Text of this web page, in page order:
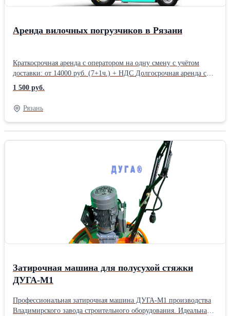
Аренда вилочных погрузчиков в Рязани
Краткосрочная аренда с оператором на одну смену с учётом
доставки: от 14000 руб. (7+1ч.) + НДС Долгосрочная аренда с
оператором (цена за смену 8 ч.): от 10000 руб. + НДС (доставка
оплачивается отдельно.) Долгосрочная аренда без оператора
смена от 4500 зависит от срока аренды 1 час 1500 минимум 3
часа. Вилочный погрузчик Maximal 1.5 тн Нп 3.0 м, вилы
стандартные. Погрузка а/м. Работа на складе. Аренда вилочного
водителем. Доставка вилочного погрузчика до объекта заказчика
Comfort (комфорт) демонстрируют отличные показатели
скорости подъема и перемещения. Также погрузчик с дизельным
двигателем может работать при очень малых оборотах. Эти
машины, оснащенные двигателем внутреннего сгорания,
являются так называемыми рабочими лошадками на
промышленных предприятиях. Благодаря своей экономичности
и незаурядной производительности они за короткий срок
отрабатывают свою стоимость.Б/у: Да
1 500 руб.
Рязань
Затирочная машина для полусухой стяжки
ДУГА-М1
Профессиональная затирочная машина ДУГА-М1 производства
Владимирского завода строительного оборудования. Идеальна